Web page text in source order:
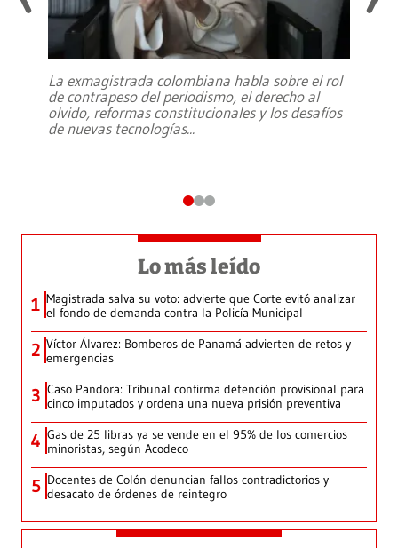
La exmagistrada colombiana habla sobre el rol
de contrapeso del periodismo, el derecho al
olvido, reformas constitucionales y los desafíos
de nuevas tecnologías...
Lo más leído
1 Magistrada salva su voto: advierte que Corte evitó analizar
el fondo de demanda contra la Policía Municipal
2 Víctor Álvarez: Bomberos de Panamá advierten de retos y
emergencias
3 Caso Pandora: Tribunal confirma detención provisional para
cinco imputados y ordena una nueva prisión preventiva
4 Gas de 25 libras ya se vende en el 95% de los comercios
minoristas, según Acodeco
5 Docentes de Colón denuncian fallos contradictorios y
desacato de órdenes de reintegro